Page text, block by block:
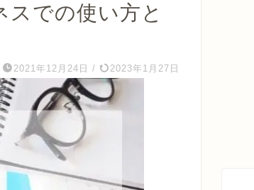
での使い方と
2021年12月24日 / 2023年1月27日